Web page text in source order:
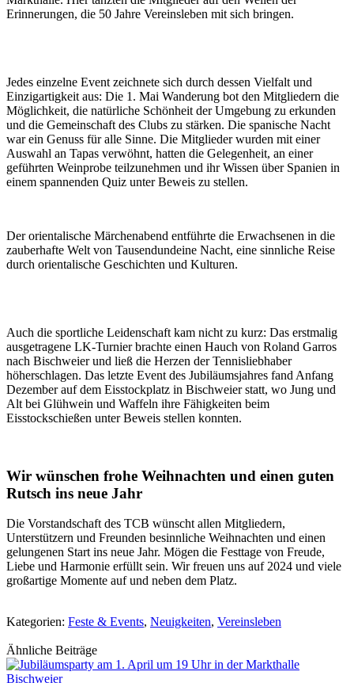
Erinnerungen, die 50 Jahre Vereinsleben mit sich bringen.
Jedes einzelne Event zeichnete sich durch dessen Vielfalt und
Einzigartigkeit aus: Die 1. Mai Wanderung bot den Mitgliedern die
Möglichkeit, die natürliche Schönheit der Umgebung zu erkunden
und die Gemeinschaft des Clubs zu stärken. Die spanische Nacht
war ein Genuss für alle Sinne. Die Mitglieder wurden mit einer
Auswahl an Tapas verwöhnt, hatten die Gelegenheit, an einer
geführten Weinprobe teilzunehmen und ihr Wissen über Spanien in
einem spannenden Quiz unter Beweis zu stellen.
Der orientalische Märchenabend entführte die Erwachsenen in die
zauberhafte Welt von Tausendundeine Nacht, eine sinnliche Reise
durch orientalische Geschichten und Kulturen.
Auch die sportliche Leidenschaft kam nicht zu kurz: Das erstmalig
ausgetragene LK-Turnier brachte einen Hauch von Roland Garros
nach Bischweier und ließ die Herzen der Tennisliebhaber
höherschlagen. Das letzte Event des Jubiläumsjahres fand Anfang
Dezember auf dem Eisstockplatz in Bischweier statt, wo Jung und
Alt bei Glühwein und Waffeln ihre Fähigkeiten beim
Eisstockschießen unter Beweis stellen konnten.
Wir wünschen frohe Weihnachten und einen guten
Rutsch ins neue Jahr
Die Vorstandschaft des TCB wünscht allen Mitgliedern,
Unterstützern und Freunden besinnliche Weihnachten und einen
gelungenen Start ins neue Jahr. Mögen die Festtage von Freude,
Liebe und Harmonie erfüllt sein. Wir freuen uns auf 2024 und viele
großartige Momente auf und neben dem Platz.
Kategorien: Feste & Events, Neuigkeiten, Vereinsleben
Ähnliche Beiträge